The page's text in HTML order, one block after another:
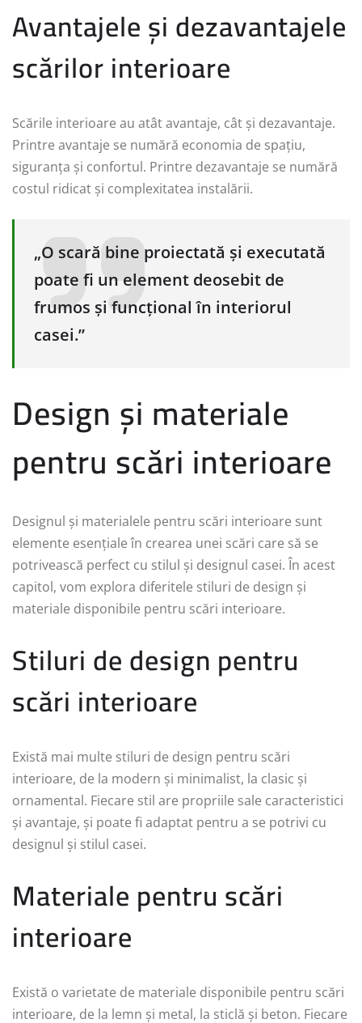
Avantajele și dezavantajele
scărilor interioare
Scările interioare au atât avantaje, cât și dezavantaje.
Printre avantaje se numără economia de spațiu,
siguranța și confortul. Printre dezavantaje se numără
costul ridicat și complexitatea instalării.
„O scară bine proiectată și executată
poate fi un element deosebit de
frumos și funcțional în interiorul
casei.”
Design și materiale
pentru scări interioare
Designul și materialele pentru scări interioare sunt
elemente esențiale în crearea unei scări care să se
potrivească perfect cu stilul și designul casei. În acest
capitol, vom explora diferitele stiluri de design și
materiale disponibile pentru scări interioare.
Stiluri de design pentru
scări interioare
Există mai multe stiluri de design pentru scări
interioare, de la modern și minimalist, la clasic și
ornamental. Fiecare stil are propriile sale caracteristici
și avantaje, și poate fi adaptat pentru a se potrivi cu
designul și stilul casei.
Materiale pentru scări
interioare
Există o varietate de materiale disponibile pentru scări
interioare, de la lemn și metal, la sticlă și beton. Fiecare